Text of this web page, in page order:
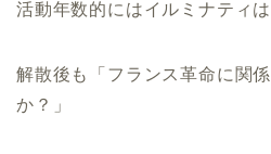
活動年数的にはイルミナティ
解散後も「フランス革命に関
か？」